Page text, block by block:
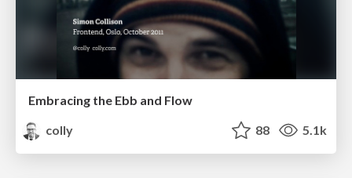
Embracing the Ebb and Flow
colly
88 5.1k